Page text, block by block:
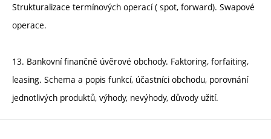
Strukturalizace termínových operací ( spot, forward). Swapové
operace.
13. Bankovní finančně úvěrové obchody. Faktoring, forfaiting,
leasing. Schema a popis funkcí, účastníci obchodu, porovnání
jednotlivých produktů, výhody, nevýhody, důvody užití.